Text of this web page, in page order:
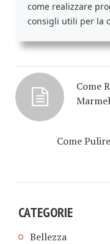
come realizzare
consigli utili per la
Come
Come
CATEGORIE
Bellezza